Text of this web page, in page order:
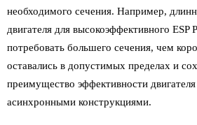
необходимого сечения. Например,
двигателя для высокоэффективного ESP
потребовать большего сечения, чем
оставались в допустимых пределах и
преимущество эффективности
асинхронными конструкциями.